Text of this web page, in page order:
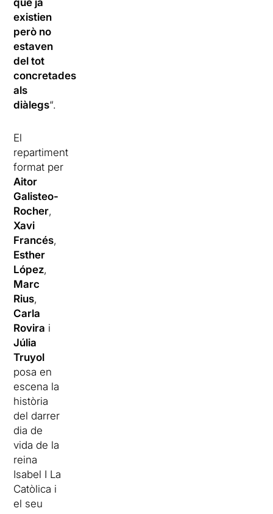
existien
però no
estaven
del tot
concretades
als
diàlegs“.
El
repartiment
format per
Aitor
Galisteo-
Rocher,
Xavi
Francés,
Esther
López,
Marc
Rius,
Carla
Rovira i
Júlia
Truyol
posa en
escena la
història
del darrer
dia de
vida de la
reina
Isabel I La
Catòlica i
el seu